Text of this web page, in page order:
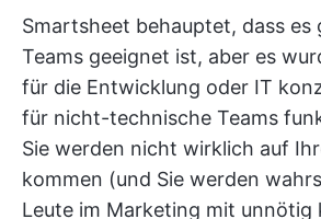
Smartsheet behauptet, dass es
Teams geeignet ist, aber es
für die Entwicklung oder IT
für nicht-technische Teams
Sie werden nicht wirklich auf
kommen (und Sie werden
Leute im Marketing mit unnötig